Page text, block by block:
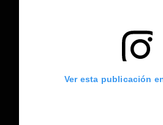
Ver esta publicación